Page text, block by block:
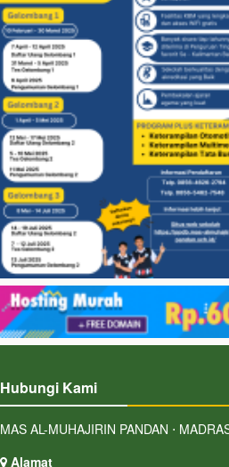
Hubungi Kami
MAS AL-MUHAJIRIN PANDAN ⋅
Alamat